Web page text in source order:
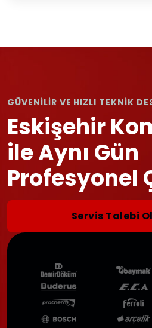
GÜVENİLİR VE HIZLI TEKNİK
Eskişehir
ile Aynı Gün
Profesyonel
Servis Talebi